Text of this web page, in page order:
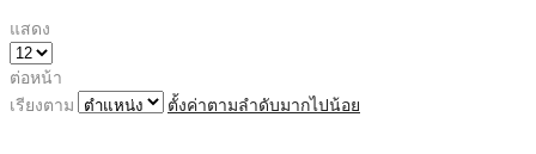
แสดง
ต่อหน้า
เรียงตาม
ตั้งค่าตามลำดับมากไปน้อย